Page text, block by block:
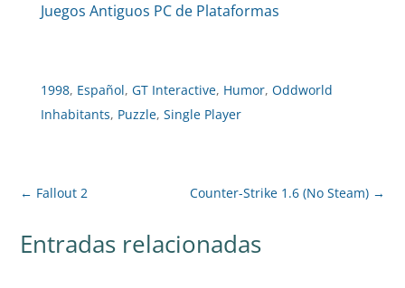
Juegos Antiguos PC de Plataformas
1998, Español, GT Interactive, Humor, Oddworld
Inhabitants, Puzzle, Single Player
← Fallout 2 Counter-Strike 1.6 (No Steam)→
Entradas relacionadas